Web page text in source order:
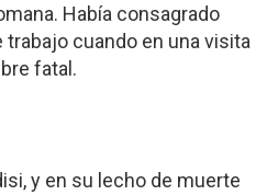
Había consagrado
cuando en una visita
fatal.
y en su lecho de muerte